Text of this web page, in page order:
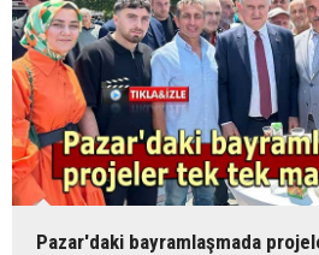
Pazar'daki bayramlaşmada